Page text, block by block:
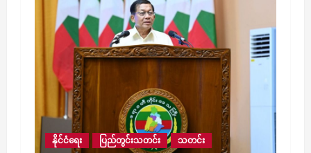
နိုင်ငံရေး ပြည်တွင်းသတင်း သတင်း